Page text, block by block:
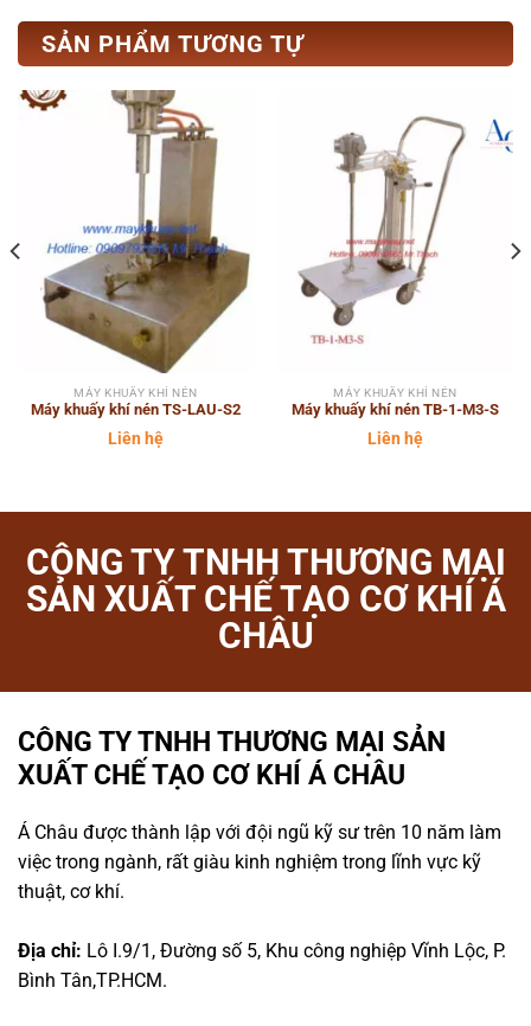
SẢN PHẨM TƯƠNG TỰ
MÁY KHUẤY KHÍ NÉN
Máy khuấy khí nén TS-LAU-S2
Liên hệ
MÁY KHUẤY KHÍ NÉN
Máy khuấy khí nén TB-1-M3-S
Liên hệ
CÔNG TY TNHH THƯƠNG MẠI
SẢN XUẤT CHẾ TẠO CƠ KHÍ Á
CHÂU
CÔNG TY TNHH THƯƠNG MẠI SẢN
XUẤT CHẾ TẠO CƠ KHÍ Á CHÂU
Á Châu được thành lập với đội ngũ kỹ sư trên 10 năm làm
việc trong ngành, rất giàu kinh nghiệm trong lĩnh vực kỹ
thuật, cơ khí.
Địa chỉ: Lô I.9/1, Đường số 5, Khu công nghiệp Vĩnh Lộc, P.
Bình Tân,TP.HCM.